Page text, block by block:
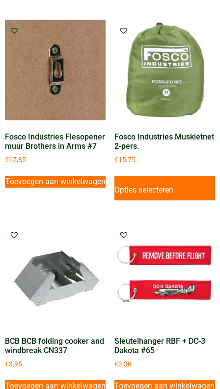
Fosco Industries Flesopener
muur Brothers in Arms #7
€17,85
Toevoegen aan winkelwagen
Fosco Industries Muskietnet
2-pers.
€15,75
Opties selecteren
BCB BCB folding cooker and
windbreak CN337
€3,95
Toevoegen aan winkelwagen
Sleutelhanger RBF + DC-3
Dakota #65
€2,30
Toevoegen aan winkelwagen